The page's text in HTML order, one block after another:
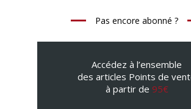
Pas encore abonné ?
Accédez à l’ensemble
des articles Points de
à partir de 95€